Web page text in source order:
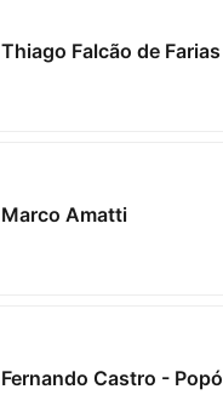
Thiago Falcão de Farias
Marco Amatti
Fernando Castro - Popó